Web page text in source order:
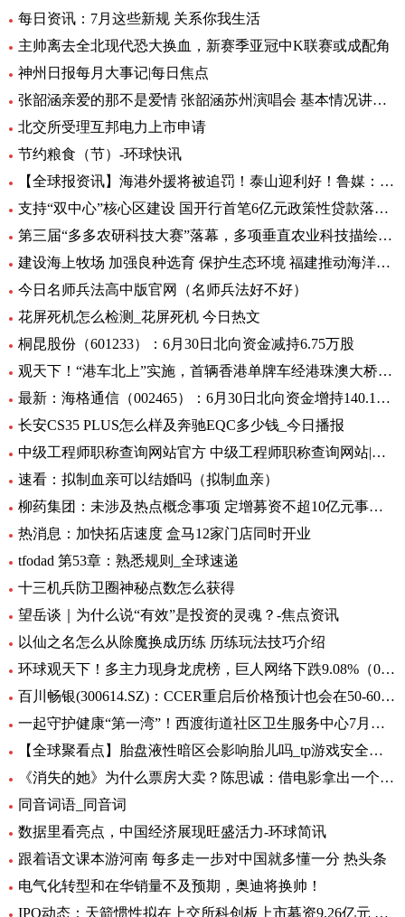
每日资讯：7月这些新规 关系你我生活
主帅离去全北现代恐大换血，新赛季亚冠中K联赛或成配角
神州日报每月大事记|每日焦点
张韶涵亲爱的那不是爱情 张韶涵苏州演唱会 基本情况讲解_天天通讯
北交所受理互邦电力上市申请
节约粮食（节）-环球快讯
【全球报资讯】海港外援将被追罚！泰山迎利好！鲁媒：足协不罚他，规则也不允许
支持“双中心”核心区建设 国开行首笔6亿元政策性贷款落地-天天亮点
第三届“多多农研科技大赛”落幕，多项垂直农业科技描绘未来农业图景
建设海上牧场 加强良种选育 保护生态环境 福建推动海洋渔业高质量发展（高质量发展调研行）
今日名师兵法高中版官网（名师兵法好不好）
花屏死机怎么检测_花屏死机 今日热文
桐昆股份（601233）：6月30日北向资金减持6.75万股
观天下！“港车北上”实施，首辆香港单牌车经港珠澳大桥入粤
最新：海格通信（002465）：6月30日北向资金增持140.12万股
长安CS35 PLUS怎么样及奔驰EQC多少钱_今日播报
中级工程师职称查询网站官方 中级工程师职称查询网站|世界今日讯
速看：拟制血亲可以结婚吗（拟制血亲）
柳药集团：未涉及热点概念事项 定增募资不超10亿元事项目前处于审核阶段 环球速看
热消息：加快拓店速度 盒马12家门店同时开业
tfodad 第53章：熟悉规则_全球速递
十三机兵防卫圈神秘点数怎么获得
望岳谈｜为什么说“有效”是投资的灵魂？-焦点资讯
以仙之名怎么从除魔换成历练 历练玩法技巧介绍
环球观天下！多主力现身龙虎榜，巨人网络下跌9.08%（06-30）
百川畅银(300614.SZ)：CCER重启后价格预计也会在50-60元/吨左右
一起守护健康“第一湾”！西渡街道社区卫生服务中心7月专病门诊一览表出炉_环球滚动
【全球聚看点】胎盘液性暗区会影响胎儿吗_tp游戏安全中心
《消失的她》为什么票房大卖？陈思诚：借电影拿出一个生活的剖面
同音词语_同音词
数据里看亮点，中国经济展现旺盛活力-环球简讯
跟着语文课本游河南 每多走一步对中国就多懂一分 热头条
电气化转型和在华销量不及预期，奥迪将换帅！
IPO动态：天箭惯性拟在上交所科创板上市募资9.26亿元 全球新动态